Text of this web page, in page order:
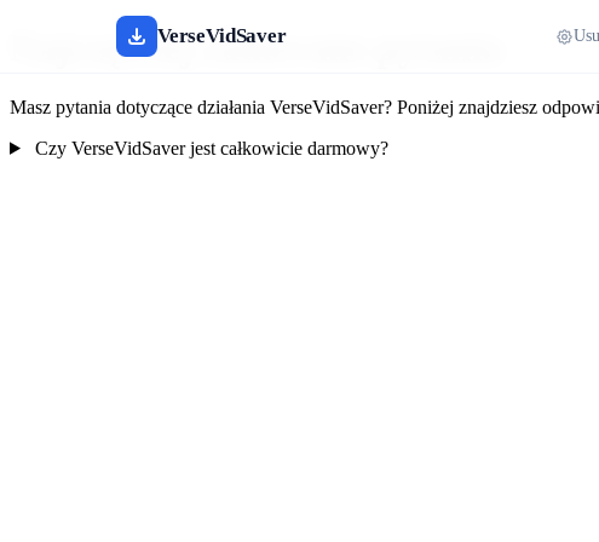
VerseVidSaver
Najczęściej zadawane pytania
Masz pytania dotyczące działania VerseVidSaver? Poniżej znajdziesz
Czy VerseVidSaver jest całkowicie darmowy?